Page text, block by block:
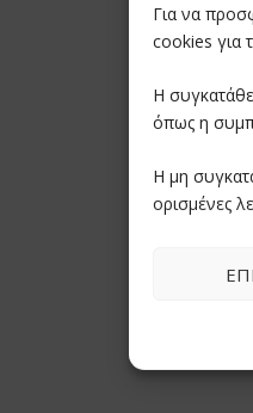
Για να
cookies για
Η
όπως η
Η μη
ορισμένες